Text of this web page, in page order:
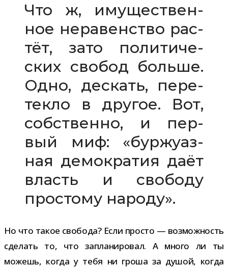
Что ж, иму­ще­ствен­
ное нера­вен­ство рас­
тёт, зато поли­ти­че­
ских сво­бод больше.
Одно, дескать, пере­
текло в дру­гое. Вот,
соб­ственно, и пер­
вый миф: «бур­жу­аз­
ная демо­кра­тия даёт
власть и сво­боду
про­стому народу».
Но что такое сво­бода? Если про­сто — воз­мож­ность
сде­лать то, что запла­ни­ро­вал. А много ли ты
можешь, когда у тебя ни гроша за душой, когда